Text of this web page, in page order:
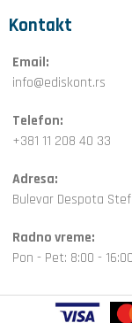
Kontakt
Email:
info@ediskont.rs
Telefon:
+381 11 208 40 33
Adresa:
Bulevar Despota
Radno vreme:
Pon - Pet: 8:00 -